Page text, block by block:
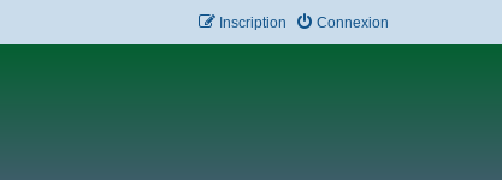
Connexion
Inscription